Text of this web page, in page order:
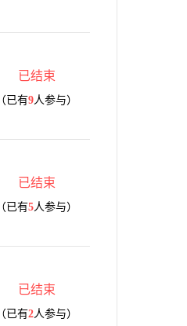
已结束
（已有9人参与）
已结束
（已有5人参与）
已结束
（已有2人参与）